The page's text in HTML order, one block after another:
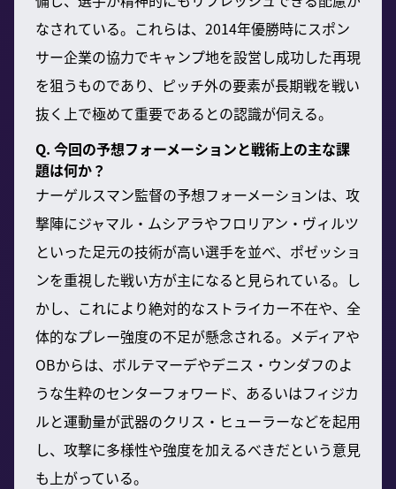
なされている。これらは、2014年優勝時にスポン
サー企業の協力でキャンプ地を設営し成功した再現
を狙うものであり、ピッチ外の要素が長期戦を戦い
抜く上で極めて重要であるとの認識が伺える。
Q. 今回の予想フォーメーションと戦術上の主な課
題は何か？
ナーゲルスマン監督の予想フォーメーションは、攻
撃陣にジャマル・ムシアラやフロリアン・ヴィルツ
といった足元の技術が高い選手を並べ、ポゼッショ
ンを重視した戦い方が主になると見られている。し
かし、これにより絶対的なストライカー不在や、全
体的なプレー強度の不足が懸念される。メディアや
OBからは、ボルテマーデやデニス・ウンダフのよ
うな生粋のセンターフォワード、あるいはフィジカ
ルと運動量が武器のクリス・ヒューラーなどを起用
し、攻撃に多様性や強度を加えるべきだという意見
も上がっている。